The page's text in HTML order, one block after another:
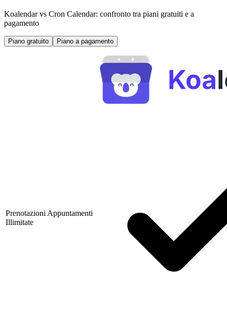
Koalendar vs Cron Calendar: confronto tra piani gratuiti e a
pagamento
Piano gratuito Piano a pagamento
Prenotazioni Appuntamenti
Illimitate